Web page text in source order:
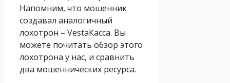
Напомним, что мошенник
создавал аналогичный
лохотрон – VestaКасса. Вы
можете почитать обзор этого
лохотрона у нас, и сравнить
два мошеннических ресурса.